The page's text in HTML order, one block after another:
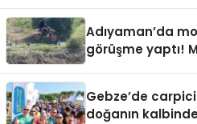
Adıyaman’da
görüşme yaptı!
Gebze’de
doğanın